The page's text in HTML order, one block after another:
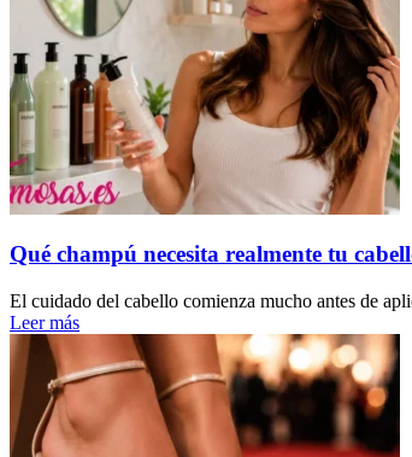
Qué champú necesita realmente tu
El cuidado del cabello comienza mucho antes de
Leer más